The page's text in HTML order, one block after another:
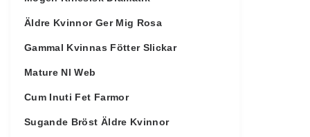
Äldre Kvinnor Ger Mig Rosa
Gammal Kvinnas Fötter Slickar
Mature Nl Web
Cum Inuti Fet Farmor
Sugande Bröst Äldre Kvinnor